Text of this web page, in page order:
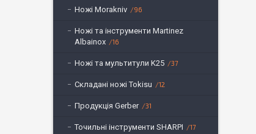
Ножі Morakniv 96
Ножі та інструменти Martinez
Albainox
16
Ножі та мультитули K25 37
Складані ножі Tokisu 12
Продукція Gerber 31
Точильні інструменти SHARPI 17